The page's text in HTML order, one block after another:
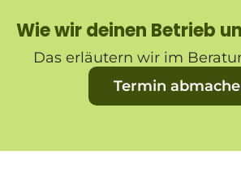
Wie wir deinen Betrieb
Das erläutern wir im
Termin